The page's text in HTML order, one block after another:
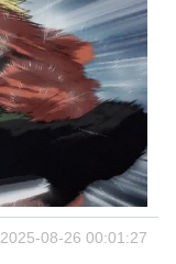
2025-08-26 00:01:27